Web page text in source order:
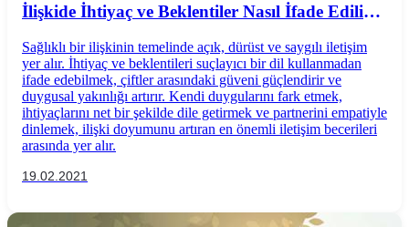
İlişkide İhtiyaç ve Beklentiler Nasıl İfade Edilir?
Sağlıklı bir ilişkinin temelinde açık, dürüst ve saygılı iletişim
yer alır. İhtiyaç ve beklentileri suçlayıcı bir dil kullanmadan
ifade edebilmek, çiftler arasındaki güveni güçlendirir ve
duygusal yakınlığı artırır. Kendi duygularını fark etmek,
ihtiyaçlarını net bir şekilde dile getirmek ve partnerini empatiyle
dinlemek, ilişki doyumunu artıran en önemli iletişim becerileri
arasında yer alır.
19.02.2021